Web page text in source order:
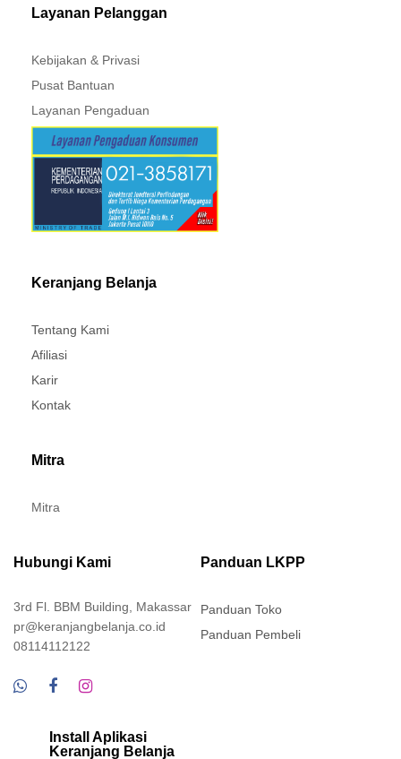
Layanan Pelanggan
Kebijakan & Privasi
Pusat Bantuan
Layanan Pengaduan
Keranjang Belanja
Tentang Kami
Afiliasi
Karir
Kontak
Mitra
Mitra
Hubungi Kami
3rd Fl. BBM Building, Makassar
pr@keranjangbelanja.co.id
08114112122
Panduan LKPP
Panduan Toko
Panduan Pembeli
Install Aplikasi
Keranjang Belanja